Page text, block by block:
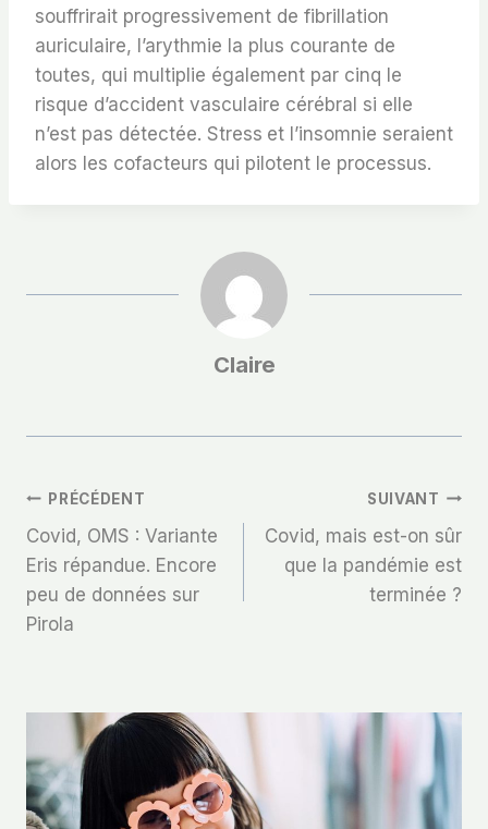
souffrirait progressivement de fibrillation
auriculaire, l’arythmie la plus courante de
toutes, qui multiplie également par cinq le
risque d’accident vasculaire cérébral si elle
n’est pas détectée. Stress et l’insomnie seraient
alors les cofacteurs qui pilotent le processus.
Claire
Navigation
De
L’article
PRÉCÉDENT
Covid, OMS : Variante
Eris répandue. Encore
peu de données sur
Pirola
SUIVANT
Covid, mais est-on sûr
que la pandémie est
terminée ?